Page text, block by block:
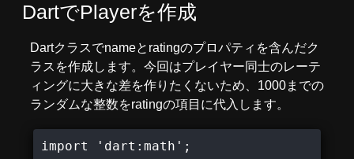
DartでPlayerを作成
Dartクラスでnameとratingのプロパティを含んだク
ラスを作成します。今回はプレイヤー同士のレーテ
ィングに大きな差を作りたくないため、1000までの
ランダムな整数をratingの項目に代入します。
import 'dart:math';